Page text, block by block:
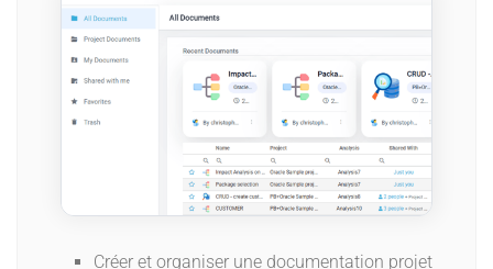
Créer et organiser une documentation projet